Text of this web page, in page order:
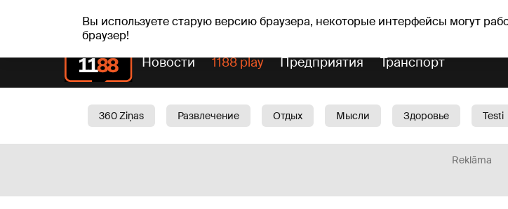
Вы используете старую версию браузера, некоторые интерфейсы могут
браузер!
пт, 07.08.2026. +20°C Alfrēds, Fredis, Madars Прогноз погоды Гороскопы
Новости 1188 play Предприятия Транспорт
360 Ziņas Развлечение Отдых Мысли Здоровье Testi
Reklāma